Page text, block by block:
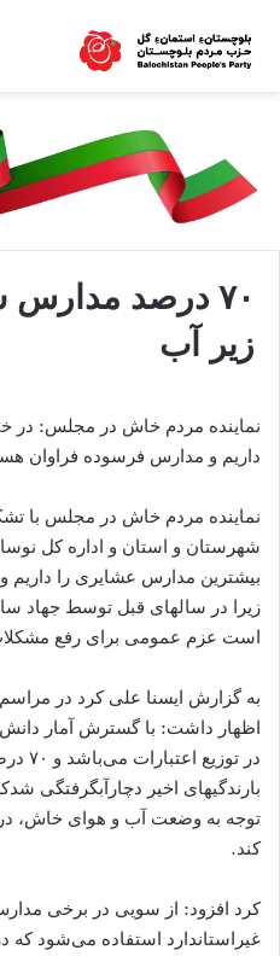
۷۰ درصد
زیر آب
نماینده مردم خاش در مجلس: در
داریم و مدارس فرسوده فراوان
نماینده مردم خاش در مجلس با
شهرستان و استان و اداره کل
بیشترین مدارس عشایری را
زیرا در سالهای قبل توسط جهاد
است عزم عمومی برای رفع
به گزارش ایسنا علی کرد در
اظهار داشت: با گسترش آمار
در
بارندگیهای اخیر دچارآبگرفتگی
توجه به وضعت آب و هوای خاش، در
کند.
کرد افزود: از سویی در برخی
غیراستاندارد استفاده می‌شود